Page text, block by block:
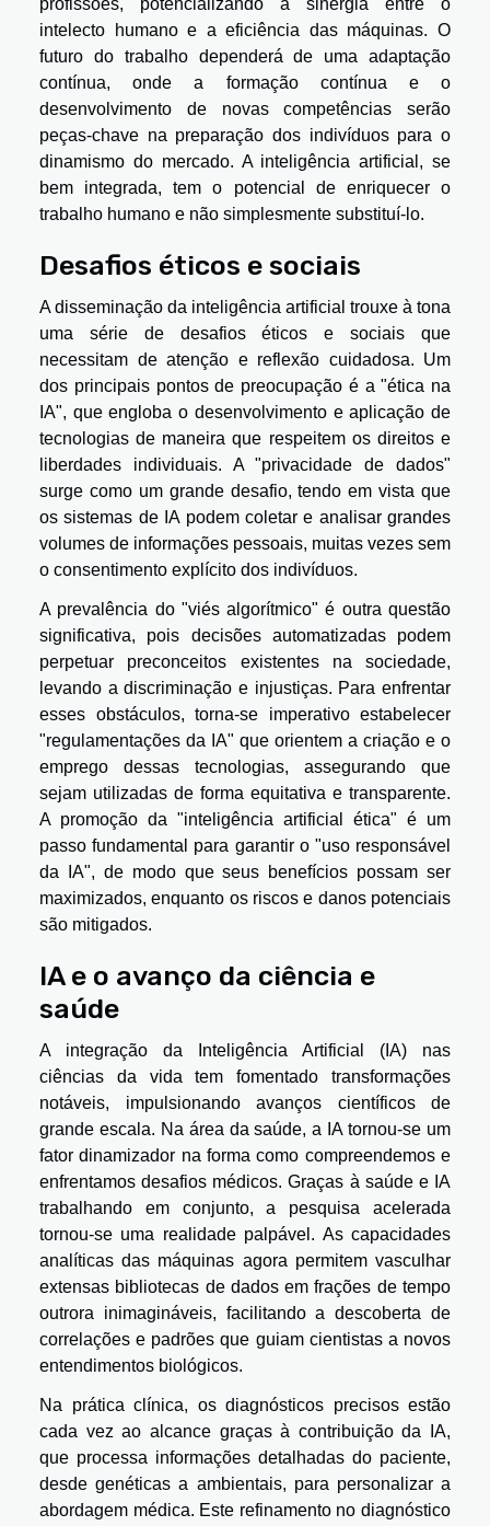
profissões, potencializando a sinergia entre o
intelecto humano e a eficiência das máquinas. O
futuro do trabalho dependerá de uma adaptação
contínua, onde a formação contínua e o
desenvolvimento de novas competências serão
peças-chave na preparação dos indivíduos para o
dinamismo do mercado. A inteligência artificial, se
bem integrada, tem o potencial de enriquecer o
trabalho humano e não simplesmente substituí-lo.
Desafios éticos e sociais
A disseminação da inteligência artificial trouxe à tona
uma série de desafios éticos e sociais que
necessitam de atenção e reflexão cuidadosa. Um
dos principais pontos de preocupação é a "ética na
IA", que engloba o desenvolvimento e aplicação de
tecnologias de maneira que respeitem os direitos e
liberdades individuais. A "privacidade de dados"
surge como um grande desafio, tendo em vista que
os sistemas de IA podem coletar e analisar grandes
volumes de informações pessoais, muitas vezes sem
o consentimento explícito dos indivíduos.
A prevalência do "viés algorítmico" é outra questão
significativa, pois decisões automatizadas podem
perpetuar preconceitos existentes na sociedade,
levando a discriminação e injustiças. Para enfrentar
esses obstáculos, torna-se imperativo estabelecer
"regulamentações da IA" que orientem a criação e o
emprego dessas tecnologias, assegurando que
sejam utilizadas de forma equitativa e transparente.
A promoção da "inteligência artificial ética" é um
passo fundamental para garantir o "uso responsável
da IA", de modo que seus benefícios possam ser
maximizados, enquanto os riscos e danos potenciais
são mitigados.
IA e o avanço da ciência e
saúde
A integração da Inteligência Artificial (IA) nas
ciências da vida tem fomentado transformações
notáveis, impulsionando avanços científicos de
grande escala. Na área da saúde, a IA tornou-se um
fator dinamizador na forma como compreendemos e
enfrentamos desafios médicos. Graças à saúde e IA
trabalhando em conjunto, a pesquisa acelerada
tornou-se uma realidade palpável. As capacidades
analíticas das máquinas agora permitem vasculhar
extensas bibliotecas de dados em frações de tempo
outrora inimagináveis, facilitando a descoberta de
correlações e padrões que guiam cientistas a novos
entendimentos biológicos.
Na prática clínica, os diagnósticos precisos estão
cada vez ao alcance graças à contribuição da IA,
que processa informações detalhadas do paciente,
desde genéticas a ambientais, para personalizar a
abordagem médica. Este refinamento no diagnóstico